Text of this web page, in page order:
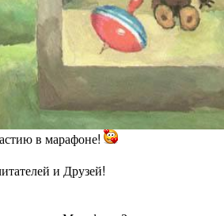
в марафоне!
и Друзей!